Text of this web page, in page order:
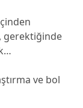
gerektiğinde
ve bol